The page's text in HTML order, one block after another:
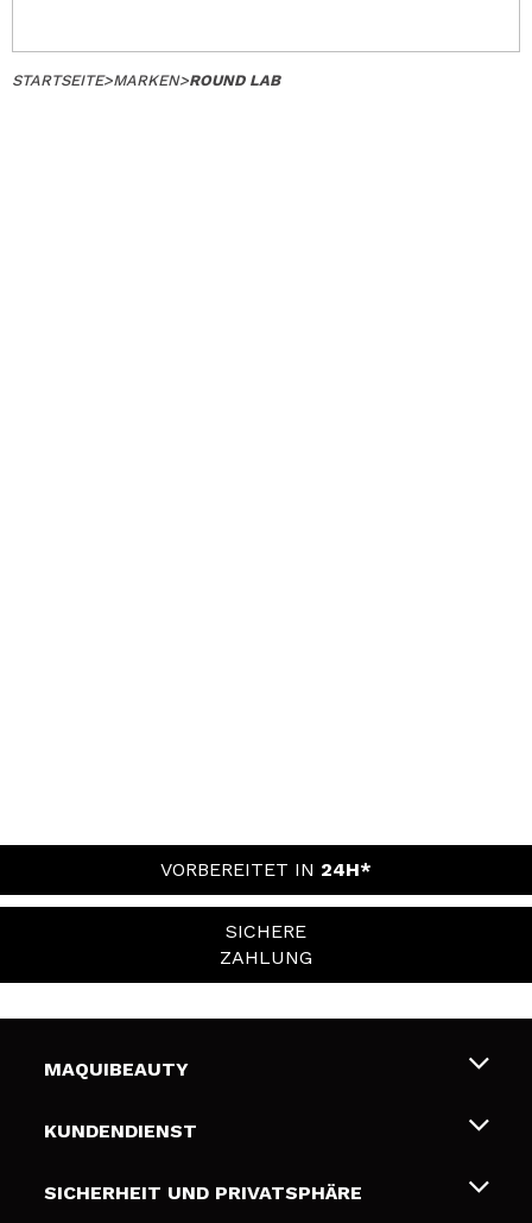
STARTSEITE>MARKEN>ROUND LAB
VORBEREITET IN 24H*
SICHERE
ZAHLUNG
MAQUIBEAUTY
Über uns
Geschenkkarten
KUNDENDIENST
Liefer- und Versandkosten
SICHERHEIT UND PRIVATSPHÄRE